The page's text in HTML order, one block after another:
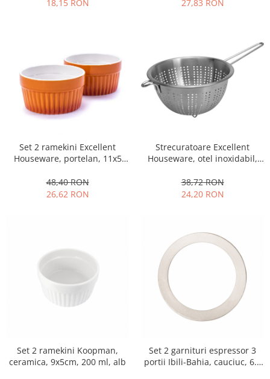
Rafturi
Ustensile pentru gatit
Ascutitori cutite
Cutite
Foarfece alimentare
Mojare
Perii si bureti
Polonice, clesti, spatule, linguri
Seturi ustensile bucatarie
Strecuratori
Tocatoare de bucatarie
Arzatoare
Cantare de bucatarie
18,15 RON
27,83 RON
Set 2 ramekini Excellent
Houseware, portelan, 11x5
48,40 RON
26,62 RON
Strecuratoare Excellent
Houseware, otel inoxidabil,
38,72 RON
24,20 RON
Set 2 ramekini Koopman,
ceramica, 9x5cm, 200 ml, alb
Set 2 garnituri espressor 3
portii Ibili-Bahia, cauciuc, 6.5